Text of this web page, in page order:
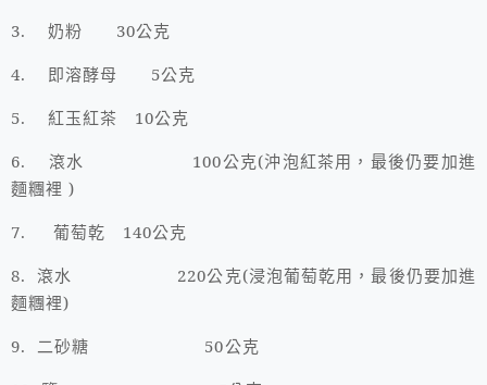
3.奶粉 30公克
4. 即溶酵母 5公克
5.紅玉紅茶 10公克
6.滾水 100公克(沖泡紅茶用，最後仍要加進
麵糰裡)
7.葡萄乾 140公克
8.滾水 220公克(浸泡葡萄乾用，最後仍要加進
麵糰裡)
9.二砂糖 50公克